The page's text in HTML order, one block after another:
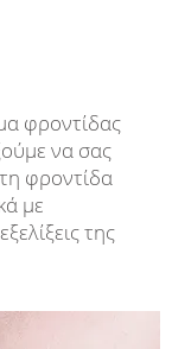
φροντίδας
να σας
φροντίδα
με
της